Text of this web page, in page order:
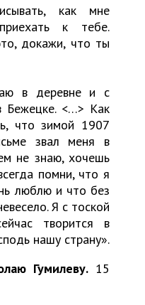
как мне
к тебе.
докажи, что ты
в деревне и с
<…> Как
что зимой 1907
звал меня в
не знаю, хочешь
помни, что я
люблю и что без
Я с тоской
творится в
нашу страну».
Гумилеву. 15